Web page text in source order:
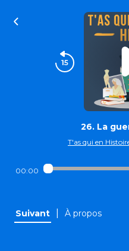
26. La
T'as qui en
00:00
Suivant À propos